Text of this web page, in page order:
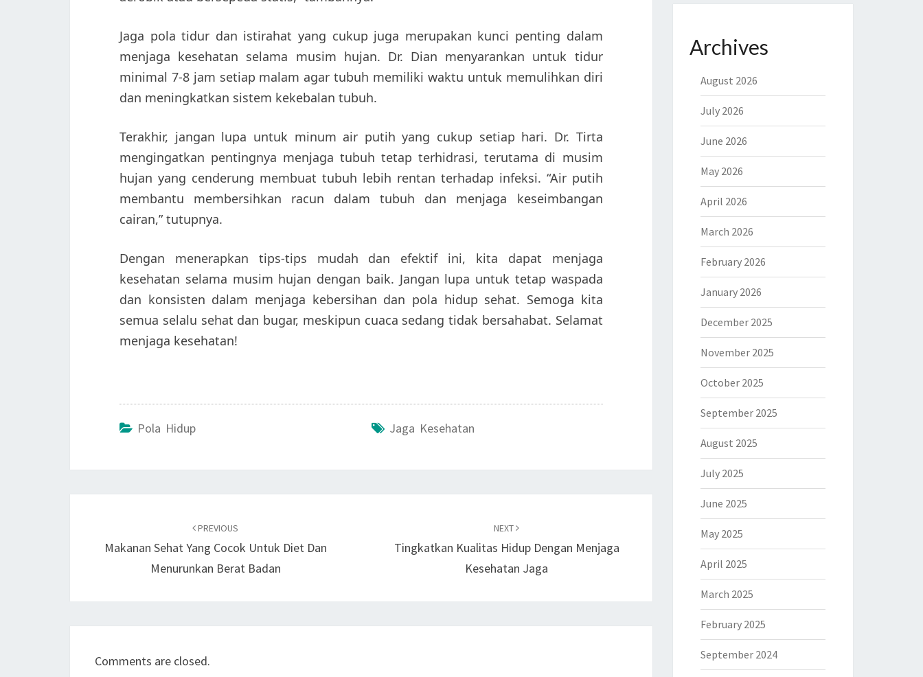
Jaga pola tidur dan istirahat yang cukup juga merupakan kunci penting dalam
menjaga kesehatan selama musim hujan. Dr. Dian menyarankan untuk tidur
minimal 7-8 jam setiap malam agar tubuh memiliki waktu untuk memulihkan diri
dan meningkatkan sistem kekebalan tubuh.
Terakhir, jangan lupa untuk minum air putih yang cukup setiap hari. Dr. Tirta
mengingatkan pentingnya menjaga tubuh tetap terhidrasi, terutama di musim
hujan yang cenderung membuat tubuh lebih rentan terhadap infeksi. “Air putih
membantu membersihkan racun dalam tubuh dan menjaga keseimbangan
cairan,” tutupnya.
Dengan menerapkan tips-tips mudah dan efektif ini, kita dapat menjaga
kesehatan selama musim hujan dengan baik. Jangan lupa untuk tetap waspada
dan konsisten dalam menjaga kebersihan dan pola hidup sehat. Semoga kita
semua selalu sehat dan bugar, meskipun cuaca sedang tidak bersahabat. Selamat
menjaga kesehatan!
Pola Hidup Jaga Kesehatan
PREVIOUS
Makanan Sehat Yang Cocok Untuk Diet Dan
Menurunkan Berat Badan
NEXT
Tingkatkan Kualitas Hidup Dengan Menjaga
Kesehatan Jaga
Comments are closed.
Archives
August 2026
July 2026
June 2026
May 2026
April 2026
March 2026
February 2026
January 2026
December 2025
November 2025
October 2025
September 2025
August 2025
July 2025
June 2025
May 2025
April 2025
March 2025
February 2025
September 2024